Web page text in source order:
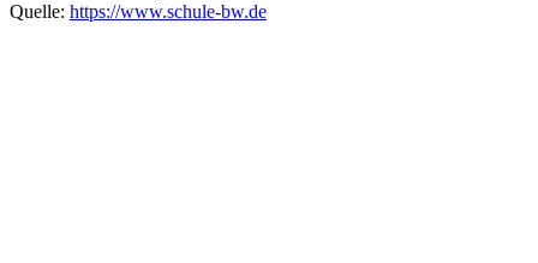
Quelle: https://www.schule-bw.de